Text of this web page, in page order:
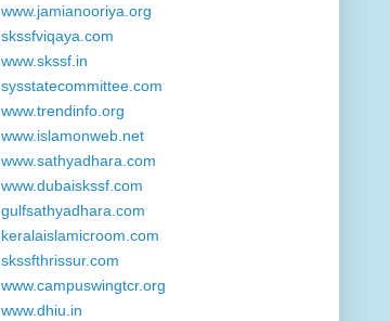
www.jamianooriya.org
skssfviqaya.com
www.skssf.in
sysstatecommittee.com
www.trendinfo.org
www.islamonweb.net
www.sathyadhara.com
www.dubaiskssf.com
gulfsathyadhara.com
keralaislamicroom.com
skssfthrissur.com
www.campuswingtcr.org
www.dhiu.in